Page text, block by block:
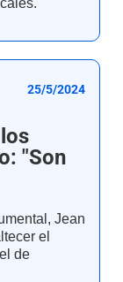
25/5/2024
"Son
Jean
el
de